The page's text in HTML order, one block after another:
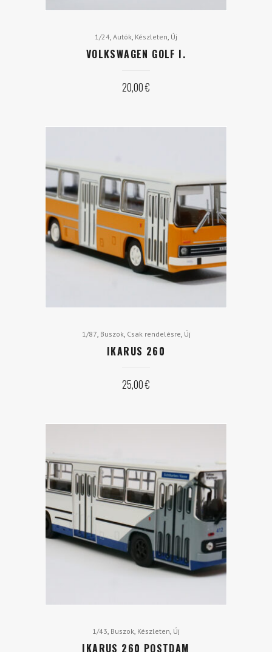
1/24, Autók, Készleten, Új
VOLKSWAGEN GOLF I.
20,00€
1/87, Buszok, Csak rendelésre, Új
IKARUS 260
25,00€
1/43, Buszok, Készleten, Új
IKARUS 260 POSTDAM